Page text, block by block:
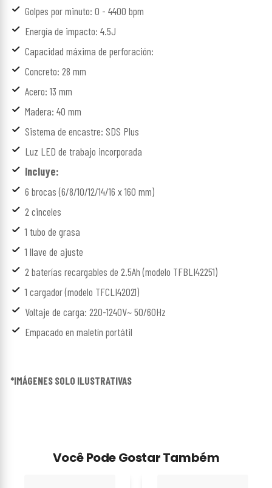
Golpes por minuto: 0 - 4400 bpm
Energía de impacto: 4.5J
Capacidad máxima de perforación:
Concreto: 28 mm
Acero: 13 mm
Madera: 40 mm
Sistema de encastre: SDS Plus
Luz LED de trabajo incorporada
Incluye:
6 brocas (6/8/10/12/14/16 x 160 mm)
2 cinceles
1 tubo de grasa
1 llave de ajuste
2 baterías recargables de 2.5Ah (modelo TFBLI42251)
1 cargador (modelo TFCLI42021)
Voltaje de carga: 220-1240V~ 50/60Hz
Empacado en maletín portátil
*IMÁGENES SOLO ILUSTRATIVAS
Você Pode Gostar Também